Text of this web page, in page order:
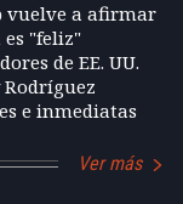
vuelve a afirmar
es "feliz"
de EE. UU.
e inmediatas
Ver más